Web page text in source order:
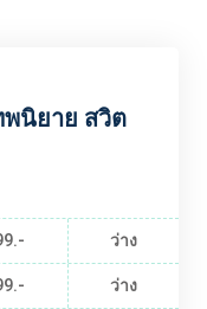
นิยาย สวิต
ว่าง
ว่าง